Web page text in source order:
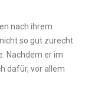
nach ihrem
so gut zurecht
Nachdem er im
dafür, vor allem